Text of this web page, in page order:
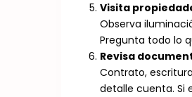
Visita
Observa
Pregunta todo lo
Revisa
Contrato,
detalle cuenta. Si